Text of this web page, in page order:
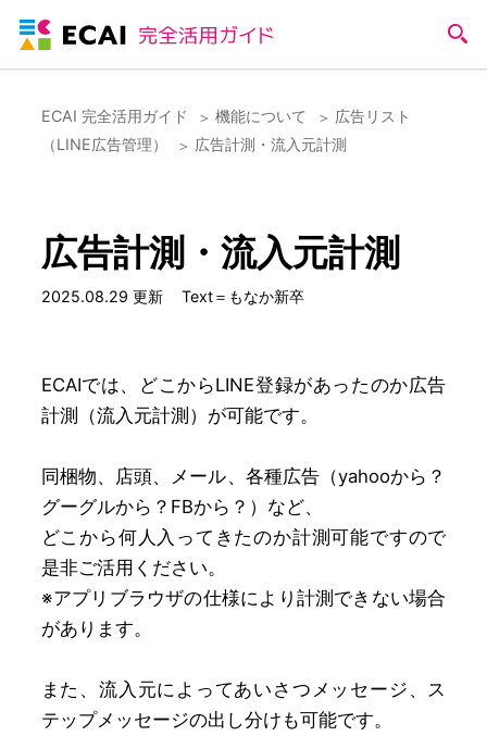
ECAI 完全活用ガイド 機能について
広告リスト
（LINE広告管理）
広告計測・流入元計測
広告計測・流入元計測
2025.08.29 更新 Text＝もなか新卒
ECAIでは、どこからLINE登録があったのか広告
計測（流入元計測）が可能です。
同梱物、店頭、メール、各種広告（yahooから？
グーグルから？FBから？）など、
どこから何人入ってきたのか計測可能ですので
是非ご活用ください。
※アプリブラウザの仕様により計測できない場合
があります。
また、流入元によってあいさつメッセージ、ス
テップメッセージの出し分けも可能です。